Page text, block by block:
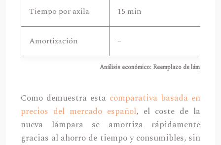
Análisis económico: Reemplazo de lámpara
Tiempo por axila 15 min
Amortización –
Como demuestra esta comparativa basada en
precios del mercado español, el coste de la
nueva lámpara se amortiza rápidamente
gracias al ahorro de tiempo y consumibles, sin